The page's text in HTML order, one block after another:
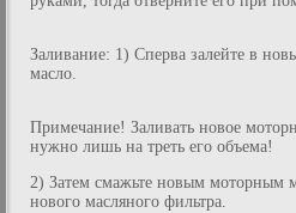
Заливание: 1) Сперва залейте в
масло.
Примечание! Заливать новое
нужно лишь на треть его объема!
2) Затем смажьте новым моторным
нового масляного фильтра.